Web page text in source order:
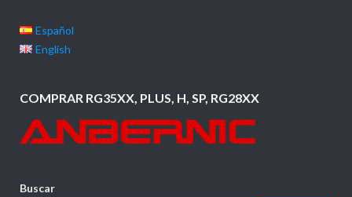
Español
English
COMPRAR RG35XX, PLUS, H, SP, RG28XX
Buscar